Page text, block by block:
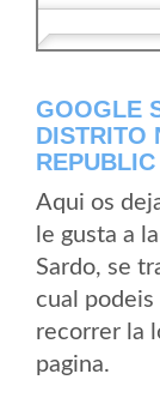
GOOGLE
DISTRITO
REPUBLIC
Aqui os
le gusta a
Sardo, se
cual podeis
recorrer la
pagina.